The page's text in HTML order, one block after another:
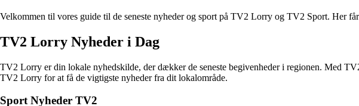
Velkommen til vores guide til de seneste nyheder og sport på TV2 Lorry og TV2 Sport. Her
TV2 Lorry Nyheder i Dag
TV2 Lorry er din lokale nyhedskilde, der dækker de seneste begivenheder i regionen. Med
TV2 Lorry for at få de vigtigste nyheder fra dit lokalområde.
Sport Nyheder TV2